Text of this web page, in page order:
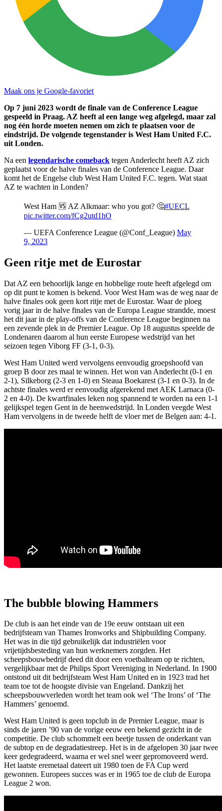
Maak ons je Google-favoriet
Op 7 juni 2023 wordt de finale van de Conference League
gespeeld in Praag. AZ heeft al een lange weg afgelegd, maar zal
nog één horde moeten nemen om zich te plaatsen voor de
eindstrijd. De volgende tegenstander is West Ham United F.C.
uit Londen.
Na een legendarische comeback tegen Anderlecht heeft AZ zich
geplaatst voor de halve finales van de Conference League. Daar
komt het de Engelse club West Ham United F.C. tegen. Wat staat
AZ te wachten in Londen?
West Ham 🆚 AZ Alkmaar: who you got? 🤔#UECL
pic.twitter.com/fCg2utd1hO
— UEFA Conference League (@Conf_League) May
9, 2023
Geen ritje met de Eurostar
Dat AZ een behoorlijk lange en hobbelige route heeft afgelegd om
op dit punt te komen is bekend. Voor West Ham was de weg naar de
halve finales ook geen kort ritje met de Eurostar. Waar de ploeg
vorig jaar in de halve finales van de Europa League strandde, moest
het dit jaar in de play-offs van de Conference League beginnen na
een zevende plek in de Premier League. Op 18 augustus speelde de
Londenaren daarom al hun eerste Europese wedstrijd van het
seizoen tegen Viborg FF (3-1, 0-3).
West Ham United werd vervolgens eenvoudig groepshoofd van
groep B door zes maal te winnen. Het won van Anderlecht (0-1 en
2-1), Silkeborg (2-3 en 1-0) en Steaua Boekarest (3-1 en 0-3). In de
achtste finales werd er eenvoudig afgerekend met AEK Larnaca (0-
2 en 4-0). De kwartfinales leken nog spannend te worden na een 1-1
gelijkspel tegen Gent in de heenwedstrijd. In Londen veegde West
Ham vervolgens in de tweede helft de vloer met de Belgen aan: 4-1.
The bubble blowing Hammers
De club is aan het einde van de 19e eeuw ontstaan uit een
bedrijfsteam van Thames Ironworks and Shipbuilding Company.
Het was in die tijd gebruikelijk dat industriëlen voor
vrijetijdsbesteding van hun werknemers zorgden. Het
scheepsbouwbedrijf deed dit door een voetbalteam op te richten,
vergelijkbaar met de Philips Sport Vereniging in Nederland. In 1900
ontstond uit dit bedrijfsteam West Ham United en in 1923 trad het
team toe tot de hoogste divisie van Engeland. Dankzij het
scheepsbouwverleden wordt het team ook wel ‘The Irons’ of ‘The
Hammers’ genoemd.
West Ham United is geen topclub in de Premier League, maar is
sinds de jaren ’90 van de vorige eeuw een bekend gezicht in de
competitie. De club schommelt een beetje tussen de onderkant van
de subtop en de degradatiestreep. Het is in de afgelopen 30 jaar twee
keer gedegradeerd, waarna er wel snel weer gepromoveerd werd.
Het laatste eremetaal dateert uit 1980 toen de FA Cup werd
gewonnen. Europees succes was er in 1965 toe de club de Europa
League 2 won.